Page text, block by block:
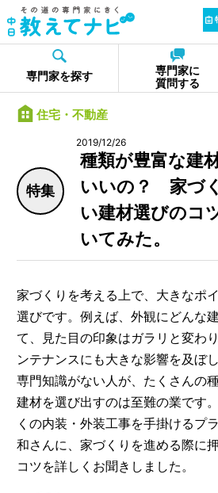
専門家を探す
専門家に
質問する
住宅・不動産
特集
種類が豊富な建
いいの？ 家づ
い建材選びのコ
いてみた。
2019/12/26
家づくりを考える上で、大きなポ
選びです。例えば、外観にどんな
て、見た目の印象はガラリと変わ
ンテナンスにも大きな影響を及ぼ
専門知識がない人が、たくさんの
建材を選び出すのは至難の業です
くの内装・外装工事を手掛けるプ
和さんに、家づくりを進める際に
コツを詳しくお聞きしました。